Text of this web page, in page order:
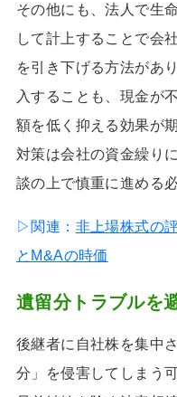
その他にも、法人で生
して計上することで会
を引き下げる方法があ
入することも、現金が
額を低く抑える効果が
対策は会社の資金繰り
談の上で慎重に進める
▷関連： 非上場株式の
とM&Aの時価
遺留分トラブルを
後継者に自社株を集中
分」を侵害してしまう